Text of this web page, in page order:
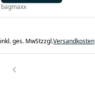
bagmaxx
inkl. ges. MwStzzgl.Versandkosten